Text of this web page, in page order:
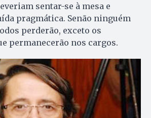
sentar-se à mesa e
pragmática. Senão ninguém
perderão, exceto os
permanecerão nos cargos.